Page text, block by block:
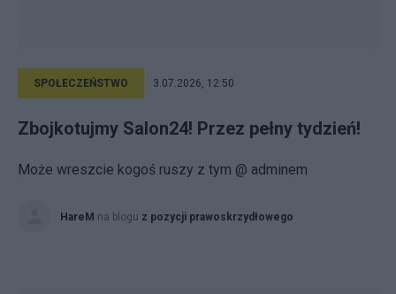
SPOŁECZEŃSTWO 3.07.2026, 12:50
Zbojkotujmy Salon24! Przez pełny tydzień!
Może wreszcie kogoś ruszy z tym @ adminem
HareM na blogu z pozycji prawoskrzydłowego